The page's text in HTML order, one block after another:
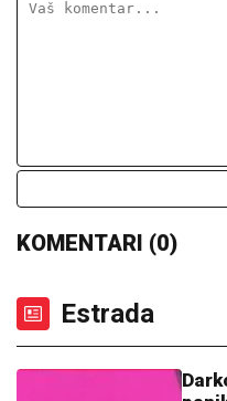
vanredna situacija u
OVO JE
jutros